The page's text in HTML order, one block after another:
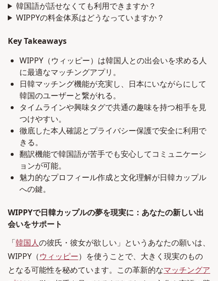
韓国語が話せなくても利用できますか？
WIPPYの料金体系はどうなっていますか？
Key Takeaways
WIPPY（ウィッピー）は韓国人との出会いを求める人
に最適なマッチングアプリ。
日韓マッチング機能が充実し、日本にいながらにして
韓国のユーザーと繋がれる。
タイムラインや興味タグで共通の趣味を持つ相手を見
つけやすい。
徹底した本人確認とプライバシー保護で安全に利用で
きる。
翻訳機能で韓国語が苦手でも安心してコミュニケーシ
ョンが可能。
魅力的なプロフィール作成と文化理解が日韓カップル
への鍵。
WIPPYで日韓カップルの夢を現実に：あなたの新しい出
会いをサポート
「韓国人の彼氏・彼女が欲しい」というあなたの願いは、
WIPPY（ウィッピー）を使うことで、大きく現実のもの
となる可能性を秘めています。この革新的なマッチングア